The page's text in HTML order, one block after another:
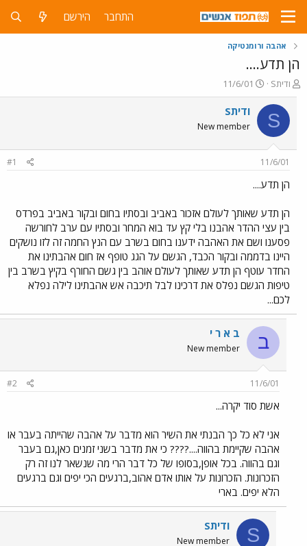
התחבר הירשם
אהבה ורומנטיקה
הן תדע....
פ
ו
ת
ח
ה
ש
א
Sודית
פ
ו
ר
11/6/01
S Sודית
New member
11/6/01
#1
הן תדע....
הן תדע שאותך לעולם אזכור באביב ובסתיו בחום ובקור באביב בפרדס
בין עצי ההדר אהבנו בלי קץ עד בוא המחר ובסתיו עם ערב לחורשה
פסענו ושם את האהבה ידענו בחום בשרב עם הנץ החמה זה לזו נושקים
היינו בדממה ובקור הכבד, הגשם על הגג טופף אז חום אהבתינו את
החדר עוטף הן תדע שאותך לעולם אוהב בין גשם החורף בקיץ בשרב בין
טיפות הגשם נפלס את דרכינו לבל תיכבה אש אהבתינו לילה נפלא
לכם...
ב ב א ר י
New member
11/6/01
#2
אשת סוד יקרה...
אני לא כל כך הבנתי את השיר הוא מדבר על אהבה שהייתה בעבר או
אהבה שקיימת בהווה....???? כי את מדבר בשני זמנים כאן,גם בעבר
וגם בהווה. בכל אופן,בסופו של כל דבר הרי מה שנשאר לנו זה רק
הזכרונות. הזכרונות על אותו אדם אהוב,ברגעים הכי יפים וגם ברגעים
הלא יפים. בארי
S Sודית
New member